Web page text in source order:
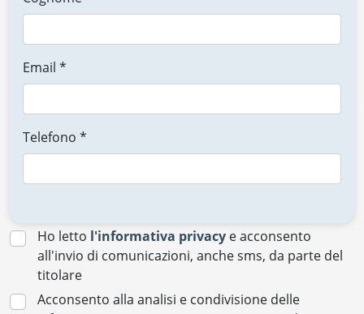
Email *
Telefono *
Ho letto l'informativa privacy e acconsento
all'invio di comunicazioni, anche sms, da parte del
titolare
Acconsento alla analisi e condivisione delle